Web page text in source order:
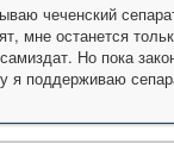
чеченский
мне останется
Но пока
я поддерживаю